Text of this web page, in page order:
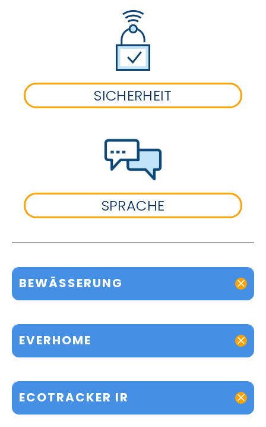
SICHERHEIT
SPRACHE
BEWÄSSERUNG
EVERHOME
ECOTRACKER IR